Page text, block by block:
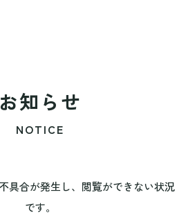
お知らせ
NOTICE
具合が発生し、閲覧ができない状況
です。